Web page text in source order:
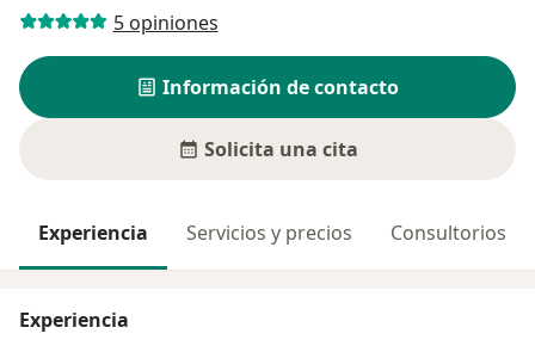
5 opiniones
Información de contacto
Solicita una cita
Experiencia Servicios y precios Consultorios
Experiencia